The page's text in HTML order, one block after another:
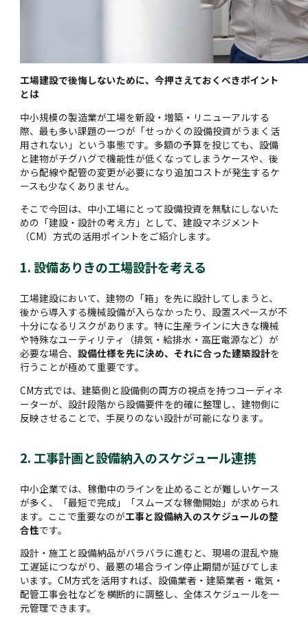
工場建設で後悔しないために、今押さえておくべきポイント
とは
中小規模の製造業が工場を新設・増築・リニューアルする
際、最も多い課題の一つが「せっかくの設備投資がうまく活
用されない」という事態です。多額の予算を投じても、設備
と建物がチグハグで機能性が低くなってしまうケースや、後
から配線や配管の変更が必要になり追加コストが発生するケ
ースも少なくありません。
そこで今回は、中小工場にとって設備投資を無駄にしないた
めの「建設・設計の考え方」として、建設マネジメント
（CM）方式の活用ポイントをご紹介します。
1. 設備ありきの工場設計を考える
工場建設において、建物の「箱」を先に設計してしまうと、
後から導入する機械設備が入らなかったり、設置スペースが不
十分になるリスクがあります。特に生産ラインに大きな機械
や特殊なユーティリティ（排気・給排水・高圧電源など）が
必要な場合、設備仕様を先に決め、それに合った建築設計を
行うことが極めて重要です。
CM方式では、建築側と設備側の両方の視点を持つコーディネ
ーターが、設計段階から設備要件を的確に整理し、建物側に
反映させることで、手戻りのない設計が可能になります。
2. 工事計画と設備納入のスケジュール連携
中小企業では、稼働中のラインを止めることが難しいケース
が多く、「最短で完成」「スムーズな稼働開始」が求められ
ます。ここで重要なのが工事と設備納入のスケジュールの整
合性です。
設計・施工と設備納品がバラバラに進むと、現場の混乱や施
工遅延につながり、最悪の場合ライン停止期間が延びてしま
います。CM方式を活用すれば、設備業者・建築業者・電気・
配管工事会社などを横断的に調整し、全体スケジュールを一
元管理できます。